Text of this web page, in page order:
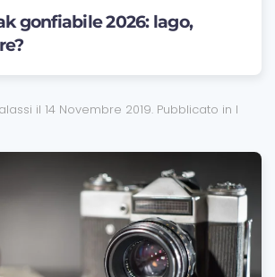
gonfiabile 2026: lago,
il 14 Novembre 2019. Pubblicato in I